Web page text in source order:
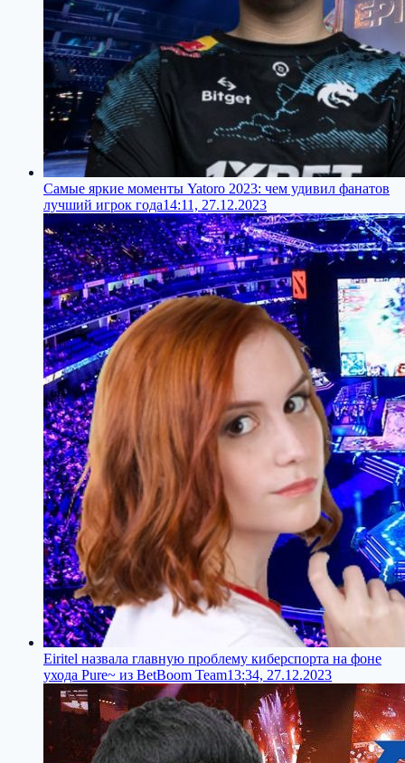
Самые яркие моменты Yatoro 2023: чем удивил фанатов
лучший игрок года14:11, 27.12.2023
Eiritel назвала главную проблему киберспорта на фоне
ухода Pure~ из BetBoom Team13:34, 27.12.2023